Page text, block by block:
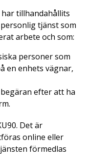
tillhandahållits
tjänst som
arbete och som:
personer som
en enhets vägnar,
efter att ha
Det är
online eller
förmedlas